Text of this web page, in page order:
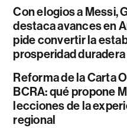
Con elogios a Messi,
destaca avances en
pide convertir la
prosperidad duradera
Reforma de la Carta
BCRA: qué propone
lecciones de la
regional